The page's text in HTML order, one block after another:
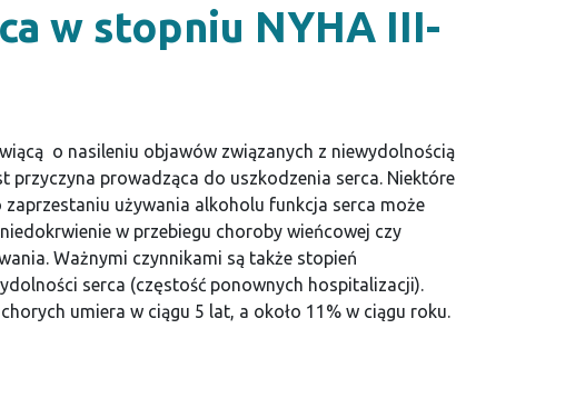
w stopniu NYHA III-
o nasileniu objawów związanych z niewydolnością
przyczyna prowadząca do uszkodzenia serca. Niektóre
używania alkoholu funkcja serca może
w przebiegu choroby wieńcowej czy
Ważnymi czynnikami są także stopień
serca (częstość ponownych hospitalizacji).
umiera w ciągu 5 lat, a około 11% w ciągu roku.